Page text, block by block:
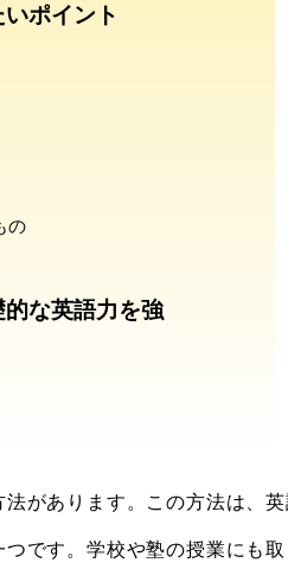
ポイント
の
な英語力を強
があります。この方法は、
です。学校や塾の授業にも取